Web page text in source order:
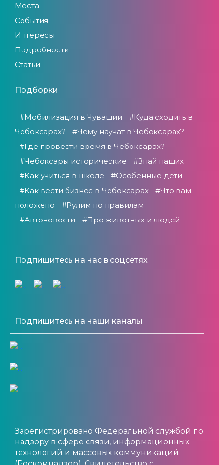
Места
События
Интересы
Подробности
Статьи
Подборки
#Мобилизация в Чувашии
#Куда сходить в
Чебоксарах?
#Чему научат в Чебоксарах?
#Где провести время в Чебоксарах?
#Чебоксары исторические
#Знай наших
#Как учиться в школе
#Особенные дети
#Как вести бизнес в Чебоксарах
#Что вам
положено
#Рулим по правилам
#Автоновости
#Про животных и людей
Подпишитесь на нас в соцсетях
Подпишитесь на наши каналы
Зарегистрировано Федеральной службой по
надзору в сфере связи, информационных
технологий и массовых коммуникаций